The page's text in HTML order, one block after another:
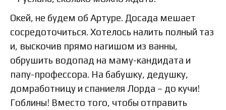
Окей, не будем об Артуре. Досада мешает
сосредоточиться. Хотелось налить полный таз
и, выскочив прямо нагишом из ванны,
обрушить водопад на маму-кандидата и
папу-профессора. На бабушку, дедушку,
домработницу и спаниеля Лорда – до кучи!
Гоблины! Вместо того, чтобы отправить